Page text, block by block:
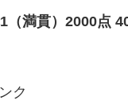
（満貫）2000点
ク